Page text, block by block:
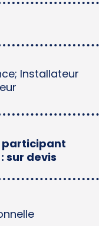
Installateur
participant
sur devis